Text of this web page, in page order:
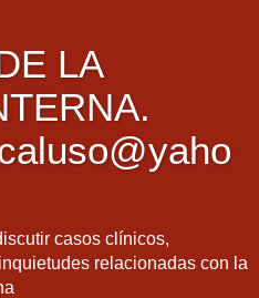
LA
casos clínicos,
relacionadas con la